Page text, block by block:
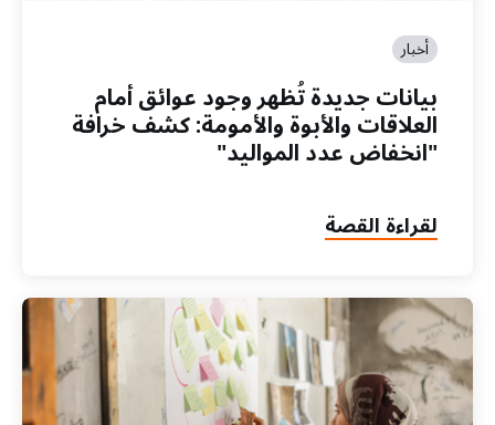
أخبار
بيانات جديدة تُظهر وجود عوائق أمام
العلاقات والأبوة والأمومة: كشف خرافة
"انخفاض عدد المواليد"
لقراءة القصة